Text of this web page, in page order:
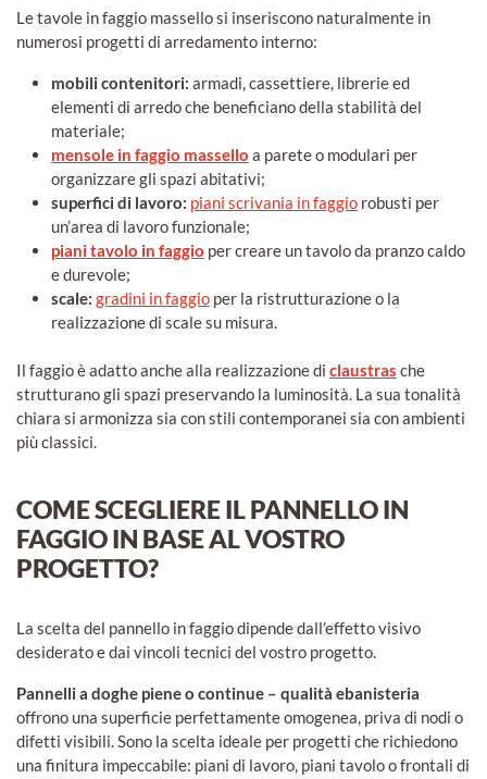
Le tavole in faggio massello si inseriscono naturalmente in
numerosi progetti di arredamento interno:
mobili contenitori: armadi, cassettiere, librerie ed
elementi di arredo che beneficiano della stabilità del
materiale;
mensole in faggio massello a parete o modulari per
organizzare gli spazi abitativi;
superfici di lavoro: piani scrivania in faggio robusti per
un’area di lavoro funzionale;
piani tavolo in faggio per creare un tavolo da pranzo caldo
e durevole;
scale: gradini in faggio per la ristrutturazione o la
realizzazione di scale su misura.
Il faggio è adatto anche alla realizzazione di claustras che
strutturano gli spazi preservando la luminosità. La sua tonalità
chiara si armonizza sia con stili contemporanei sia con ambienti
più classici.
COME SCEGLIERE IL PANNELLO IN
FAGGIO IN BASE AL VOSTRO
PROGETTO?
La scelta del pannello in faggio dipende dall’effetto visivo
desiderato e dai vincoli tecnici del vostro progetto.
Pannelli a doghe piene o continue – qualità ebanisteria
offrono una superficie perfettamente omogenea, priva di nodi o
difetti visibili. Sono la scelta ideale per progetti che richiedono
una finitura impeccabile: piani di lavoro, piani tavolo o frontali di